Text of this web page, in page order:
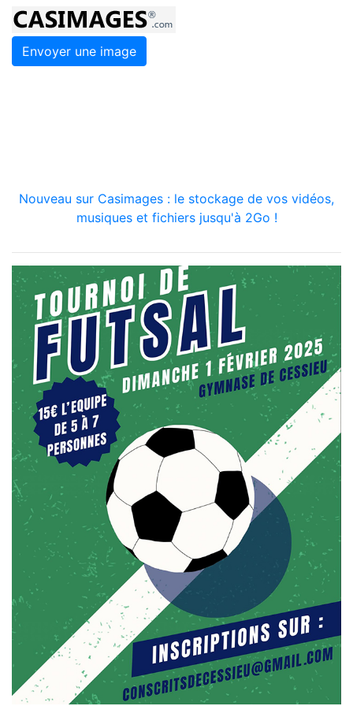
Envoyer une image
Nouveau sur Casimages : le stockage de vos vidéos,
musiques et fichiers jusqu'à 2Go !